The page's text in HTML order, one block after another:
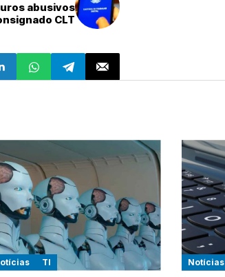
abusivos
CLT
TI Notícias